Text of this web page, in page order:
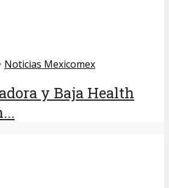
• Noticias Mexicomex
y Baja Health